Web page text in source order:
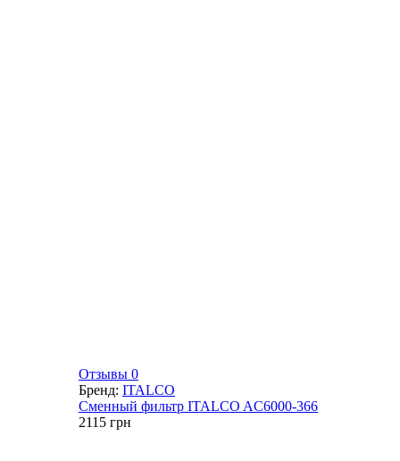
Отзывы 0
Бренд: ITALCO
Сменный фильтр ITALCO AC6000-366
2115 грн